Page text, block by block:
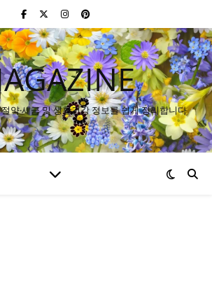
약·세금 및 생활건강 정보를 쉽게 정리합니다